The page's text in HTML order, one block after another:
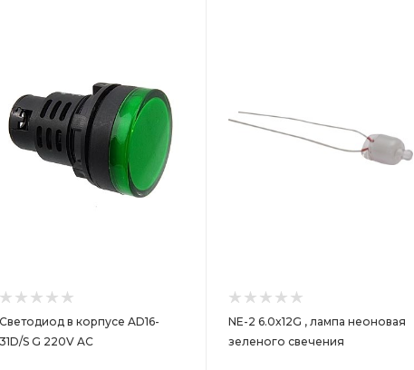
Светодиод в корпусе AD16-
31D/S G 220V AC
NE-2 6.0x12G , лампа неоновая
зеленого свечения